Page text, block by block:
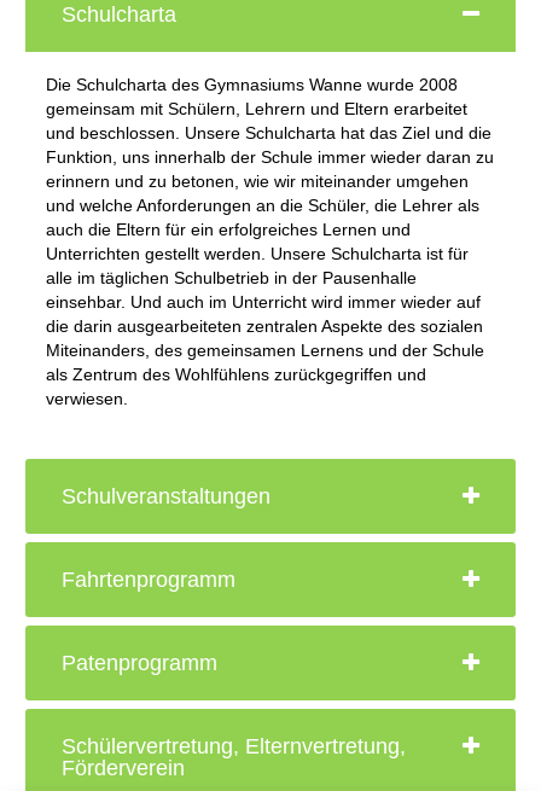
Lernen auf Distanz
Lehrpläne
Informationen zum Eintritt in die Oberstufe
für Jahrgang 10 und Seiteneinsteiger
Kooperationen
Qualitätsanalyse
Kontakt
Referendare sowie der
Praxissemesterstudierenden
Praktikumsbetreuung
Anfahrt
Mensa
Schulcharta
Die Schulcharta des Gymnasiums Wanne wurde 2008
gemeinsam mit Schülern, Lehrern und Eltern erarbeitet
und beschlossen. Unsere Schulcharta hat das Ziel und die
Funktion, uns innerhalb der Schule immer wieder daran zu
erinnern und zu betonen, wie wir miteinander umgehen
und welche Anforderungen an die Schüler, die Lehrer als
auch die Eltern für ein erfolgreiches Lernen und
Unterrichten gestellt werden. Unsere Schulcharta ist für
alle im täglichen Schulbetrieb in der Pausenhalle
einsehbar. Und auch im Unterricht wird immer wieder auf
die darin ausgearbeiteten zentralen Aspekte des sozialen
Miteinanders, des gemeinsamen Lernens und der Schule
als Zentrum des Wohlfühlens zurückgegriffen und
verwiesen.
Schulveranstaltungen
Fahrtenprogramm
Patenprogramm
Schülervertretung, Elternvertretung,
Förderverein